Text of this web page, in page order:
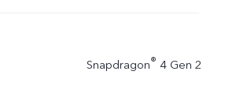
Snapdragon® 4 Gen 2